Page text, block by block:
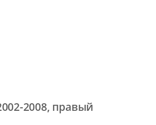
2008, правый